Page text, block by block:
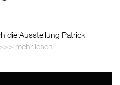
die Ausstellung Patrick
mehr lesen